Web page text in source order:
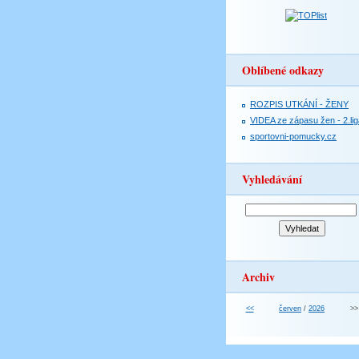
Oblíbené odkazy
ROZPIS UTKÁNÍ - ŽENY
VIDEA ze zápasu žen -
sportovni-pomucky.cz
Vyhledávání
Archiv
<< červen / 2026 >>